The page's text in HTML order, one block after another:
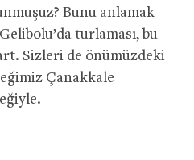
Bunu anlamak
turlaması, bu
Sizleri de önümüzdeki
Çanakkale